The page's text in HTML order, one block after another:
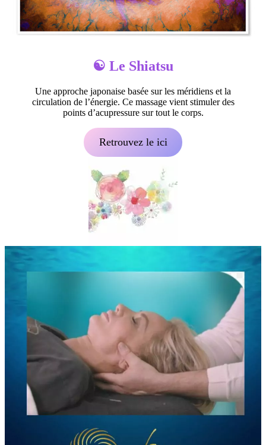
☯️ Le Shiatsu
Une approche japonaise basée sur les méridiens et la
circulation de l’énergie. Ce massage vient stimuler des
points d’acupressure sur tout le corps.
Retrouvez le ici